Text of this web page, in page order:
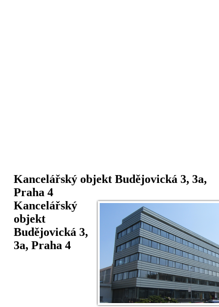
Kancelářský objekt Budějovická 3, 3a,
Praha 4
Kancelářský
objekt
Budějovická 3,
3a, Praha 4